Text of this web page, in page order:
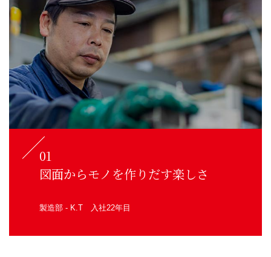
01
図面からモノを作りだす楽しさ
製造部 - K.T 入社22年目